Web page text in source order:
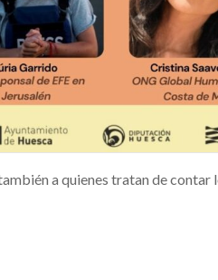
a quienes tratan de contar